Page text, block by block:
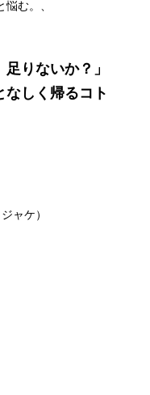
む。、
りないか？」
なしく帰るコト
ャケ）